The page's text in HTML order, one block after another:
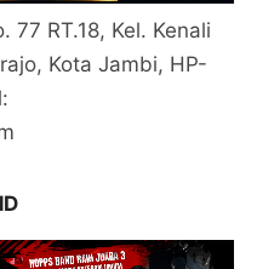
77 RT.18, Kel. Kenali
Kota Jambi, HP-